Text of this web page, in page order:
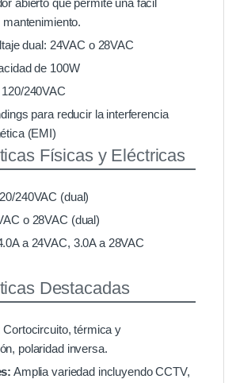
abierto que permite una fácil
dual: 24VAC o 28VAC
de 100W
240VAC
para reducir la interferencia
(EMI)
Físicas y Eléctricas
240VAC (dual)
o 28VAC (dual)
a 24VAC, 3.0A a 28VAC
Destacadas
Cortocircuito, térmica y
polaridad inversa.
Amplia variedad incluyendo CCTV,